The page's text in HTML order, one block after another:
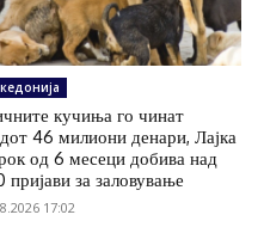
кучиња го чинат
46 милиони денари, Лајка
од 6 месеци добива над
пријави за заловување
17:02